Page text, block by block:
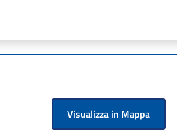
Visualizza in Mappa